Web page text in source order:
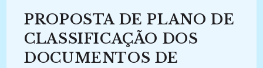
Da
Universidade
Federal
De
Ouro
Preto
PROPOSTA DE PLANO DE
CLASSIFICAÇÃO DOS
DOCUMENTOS DE